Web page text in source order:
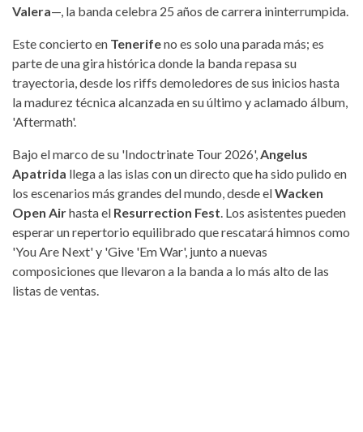
Valera—, la banda celebra 25 años de carrera ininterrumpida.
Este concierto en Tenerifeno es solo una parada más; es
parte de una gira histórica donde la banda repasa su
trayectoria, desde los riffs demoledores de sus inicios hasta
la madurez técnica alcanzada en su último y aclamado álbum,
'Aftermath'.
Bajo el marco de su 'Indoctrinate Tour 2026',Angelus
Apatrida llega a las islas con un directo que ha sido pulido en
los escenarios más grandes del mundo, desde elWacken
Open Airhasta el Resurrection Fest. Los asistentes pueden
esperar un repertorio equilibrado que rescatará himnos como
'You Are Next' y 'Give 'Em War', junto a nuevas
composiciones que llevaron a la banda a lo más alto de las
listas de ventas.